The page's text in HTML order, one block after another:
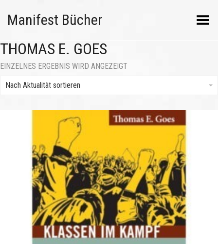
Manifest Bücher Menü umschalten
THOMAS E. GOES
EINZELNES ERGEBNIS WIRD ANGEZEIGT
Nach Aktualität sortieren